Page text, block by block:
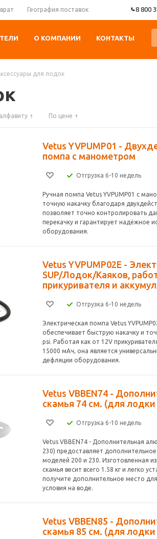
География поставок 8 800
О КОМПАНИИ КОНТАКТЫ
для лодок
По цене
Vetus YVPUMP01 -
помпа с манометром
Отгрузка 6-10 недель
Ручная помпа Vetus YVPUMP01 с
точную накачку благодаря
позволяет точно контролировать
перекачку и гарантирует надёжное
оборудования.
Vetus YVPUMP02E -
SUP/Лодок/Каяков,
прикуривателя и
Отгрузка 6-10 недель
Электрическая помпа Vetus
обеспечивает быструю накачку и
psi. Работая как от 12V
15000 мАч, она является
дефляции оборудования.
Vetus VBBEN74 -
скамья 74 см. (для лодки
Отгрузка 6-10 недель
Vetus VBBEN74 - Дополнительная
230) предоставляет
моделей 200 и 230. Изготовленная
скамья весит всего 1.58 кг и легко
получите дополнительное место
условия на воде.
Vetus VBBEN85 -
скамья 85 см. (для лодки